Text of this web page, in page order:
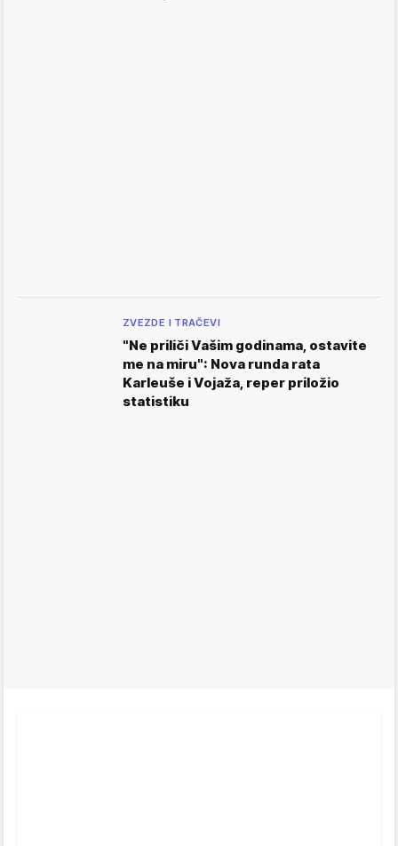
ZVEZDE I TRAČEVI
"Ne priliči Vašim godinama, ostavite
me na miru": Nova runda rata
Karleuše i Vojaža, reper priložio
statistiku